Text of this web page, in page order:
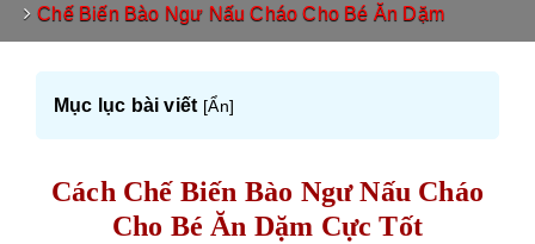
Chế Biến Bào Ngư Nấu Cháo Cho Bé Ăn Dặm
Mục lục bài viết [Ẩn]
Cách Chế Biến Bào Ngư Nấu Cháo
Cho Bé Ăn Dặm Cực Tốt